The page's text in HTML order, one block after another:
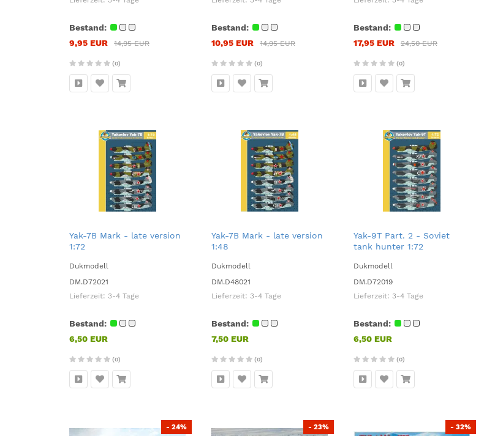
Bestand:
9,95 EUR
14,95 EUR
(0)
Bestand:
10,95 EUR
14,95 EUR
(0)
Bestand:
17,95 EUR
24,50 EUR
(0)
Yak-7B Mark - late version
1:72
Dukmodell
DM.D72021
Lieferzeit: 3-4 Tage
Bestand:
6,50 EUR
(0)
Yak-7B Mark - late version
1:48
Dukmodell
DM.D48021
Lieferzeit: 3-4 Tage
Bestand:
7,50 EUR
(0)
Yak-9T Part. 2 - Soviet
tank hunter 1:72
Dukmodell
DM.D72019
Lieferzeit: 3-4 Tage
Bestand:
6,50 EUR
(0)
- 24% - 23% - 32%